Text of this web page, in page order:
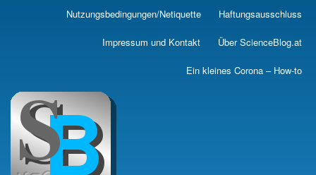
Skip
main
Nutzungsbedingungen/Netiquette Haftungsausschluss
Impressum und Kontakt Über ScienceBlog.at
Ein kleines Corona – How-to